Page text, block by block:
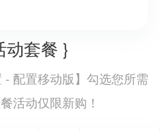
动套餐 }
- 配置移动版】勾选您所需
活动仅限新购！